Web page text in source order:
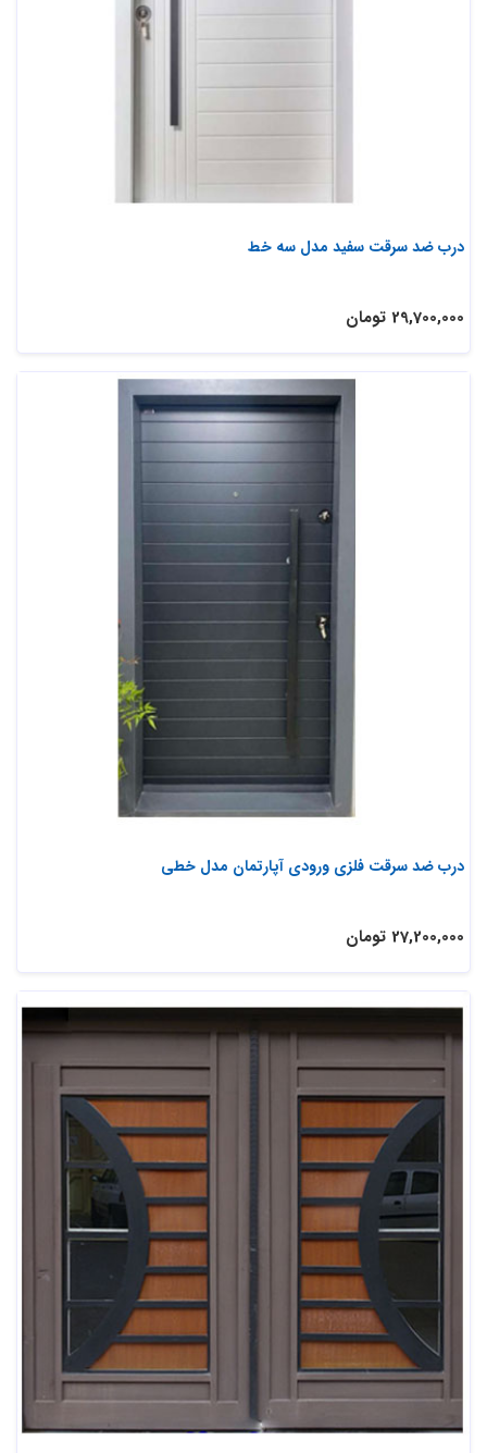
درب ضد سرقت سفید مدل سه خط
29,700,000 تومان
درب ضد سرقت فلزی ورودی آپارتمان مدل خطی
27,200,000 تومان